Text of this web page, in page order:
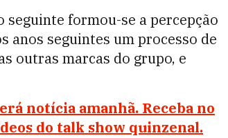
formou-se a percepção
anos seguintes um processo de
outras marcas do grupo, e
notícia amanhã. Receba no
do talk show quinzenal.